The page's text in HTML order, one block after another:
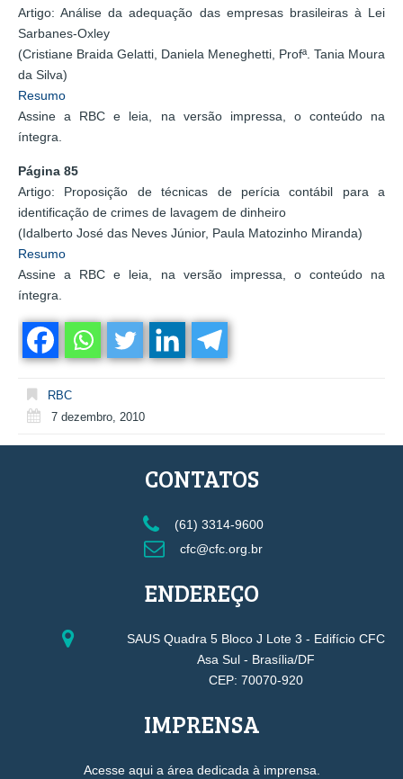
Artigo: Análise da adequação das empresas brasileiras à Lei
Sarbanes-Oxley
(Cristiane Braida Gelatti, Daniela Meneghetti, Profª. Tania Moura
da Silva)
Resumo
Assine a RBC e leia, na versão impressa, o conteúdo na
íntegra.
Página 85
Artigo: Proposição de técnicas de perícia contábil para a
identificação de crimes de lavagem de dinheiro
(Idalberto José das Neves Júnior, Paula Matozinho Miranda)
Resumo
Assine a RBC e leia, na versão impressa, o conteúdo na
íntegra.
RBC
7 dezembro, 2010
CONTATOS
(61) 3314-9600
cfc@cfc.org.br
ENDEREÇO
SAUS Quadra 5 Bloco J Lote 3 - Edifício CFC
Asa Sul - Brasília/DF
CEP: 70070-920
IMPRENSA
Acesse aqui a área dedicada à imprensa.